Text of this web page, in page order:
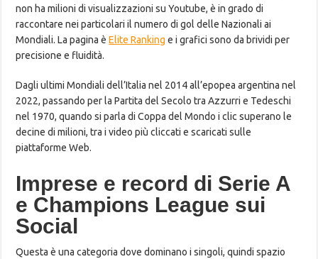
non ha milioni di visualizzazioni su Youtube, è in grado di
raccontare nei particolari il numero di gol delle Nazionali ai
Mondiali. La pagina èElite Ranking e i grafici sono da brividi per
precisione e fluidità.
Dagli ultimi Mondiali dell’Italia nel 2014 all’epopea argentina nel
2022, passando per la Partita del Secolo tra Azzurri e Tedeschi
nel 1970, quando si parla di Coppa del Mondo i clic superano le
decine di milioni, tra i video più cliccati e scaricati sulle
piattaforme Web.
Imprese e record di Serie A
e Champions League sui
Social
Questa è una categoria dove dominano i singoli, quindi spazio